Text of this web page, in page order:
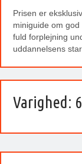
Prisen er
miniguide om
fuld forplejning
uddannelsens
Varighed: